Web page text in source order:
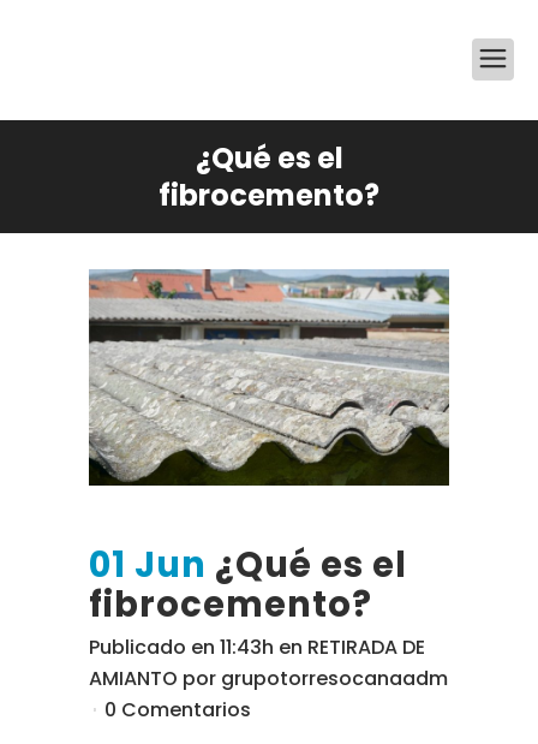
¿Qué es el
fibrocemento?
01 Jun ¿Qué es el
fibrocemento?
Publicado en 11:43h en RETIRADA DE
AMIANTO por grupotorresocanaadm
0 Comentarios